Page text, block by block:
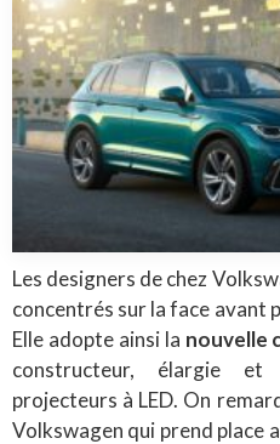
Les designers de chez
concentrés sur la face avant
Elle adopte ainsi la nouvelle
constructeur, élargie
projecteurs à LED. On
Volkswagen qui prend place